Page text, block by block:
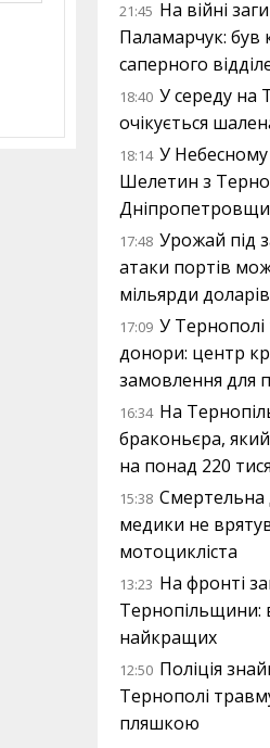
21:45 На війні
Паламарчук:
саперного
18:40 У середу на
очікується
18:14 У
Шелетин з
17:48 Урожай під
атаки портів
мільярди доларів
17:09 У Тернополі
донори: центр
замовлення для
16:34 На
браконьєра,
на понад 220
15:38 Смертельна
медики не
мотоцикліста
13:23 На фронті
Тернопільщини:
найкращих
12:50 Поліція
Тернополі
пляшкою